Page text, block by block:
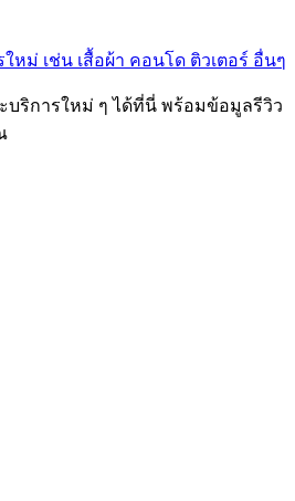
หม่ เช่น เสื้อผ้า คอนโด ติวเตอร์ อื่นๆ
บริการใหม่ ๆ ได้ที่นี่ พร้อมข้อมูลรีวิว